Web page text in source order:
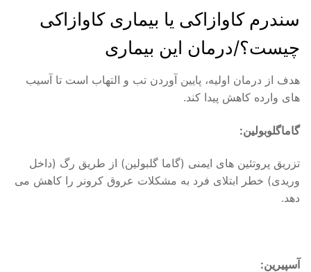
سندرم کاوازاکی یا بیماری کاوازاکی
چیست؟/درمان این بیماری
هدف از درمان اولیه، پایین آوردن تب و التهاب است تا آسیب
های وارده کاهش پیدا کند.
گاماگلوبولین:
تزریق پروتئین های ایمنی (گاما گلبولین) از طریق رگ (داخل
وریدی) خطر ابتلای فرد به مشکلات عروق کرونر را کاهش می
دهد.
آسپیرین: